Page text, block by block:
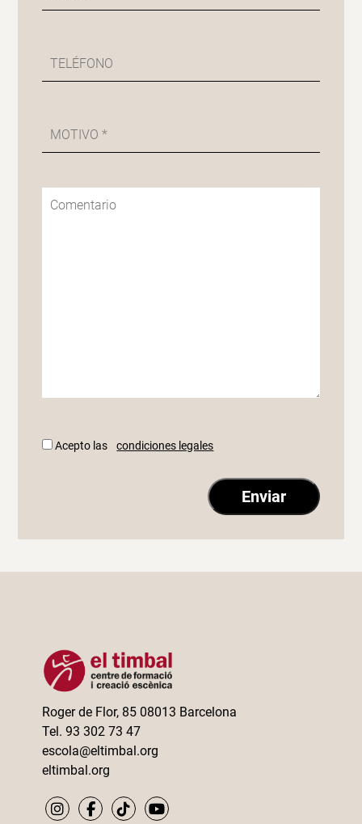
Acepto las condiciones legales
Roger de Flor, 85 08013 Barcelona
Tel. 93 302 73 47
escola@eltimbal.org
eltimbal.org